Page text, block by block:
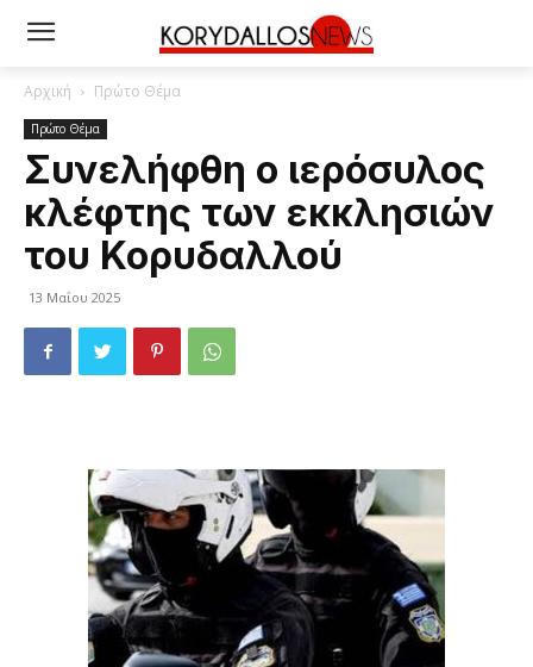
Αρχική Πρώτο Θέμα
Πρώτο Θέμα
Συνελήφθη ο ιερόσυλος
κλέφτης των εκκλησιών
του Κορυδαλλού
13 Μαΐου 2025